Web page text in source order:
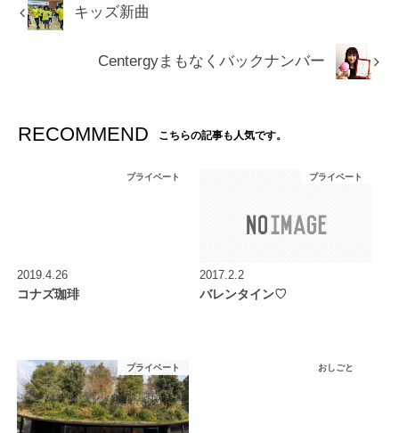
キッズ新曲
Centergyまもなくバックナンバー
RECOMMEND こちらの記事も人気です。
プライベート
2019.4.26
コナズ珈琲
プライベート
2017.2.2
バレンタイン♡
プライベート おしごと